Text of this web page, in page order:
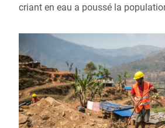
criant en eau a poussé la